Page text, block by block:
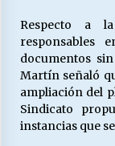
Respecto a
responsables
documentos
Martín señaló
ampliación del
Sindicato
instancias que